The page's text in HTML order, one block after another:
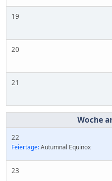
19
20
21
22
Feiertage:Autumnal Equinox
23